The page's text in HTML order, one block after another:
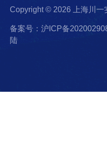
Copyright © 2026 上海川
备案号：沪ICP备
陆